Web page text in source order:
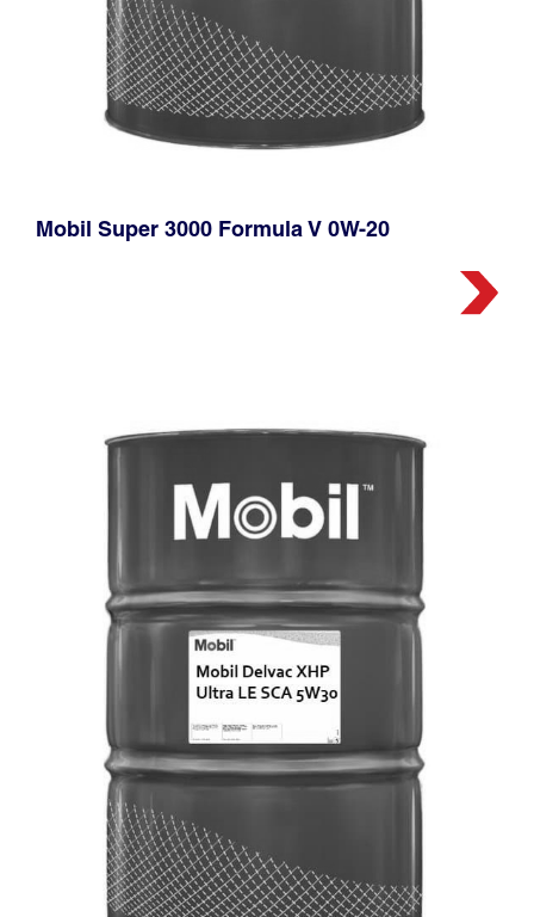
Mobil Super 3000 Formula V 0W-20